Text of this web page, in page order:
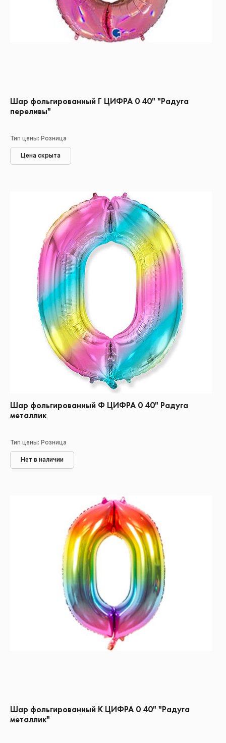
Шар фольгированный Г ЦИФРА 0 40" "Радуга
переливы"
Тип цены: Розница
Цена скрыта
Шар фольгированный Ф ЦИФРА 0 40" Радуга
металлик
Тип цены: Розница
Нет в наличии
Шар фольгированный К ЦИФРА 0 40" "Радуга
металлик"